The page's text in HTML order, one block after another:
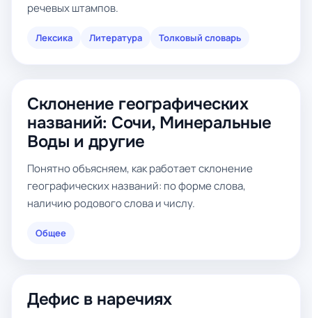
речевых штампов.
Лексика Литература Толковый словарь
Склонение географических
названий: Сочи, Минеральные
Воды и другие
Понятно объясняем, как работает склонение
географических названий: по форме слова,
наличию родового слова и числу.
Общее
Дефис в наречиях